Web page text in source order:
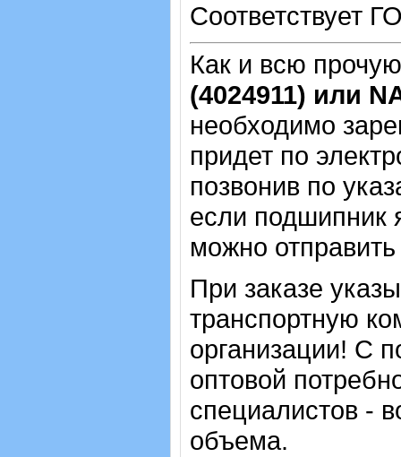
Соответствует
Как и всю
(4024911) или
необходимо
придет по
позвонив по
если подшипник
можно
При заказе
транспортную
организации! С
оптовой
специалистов -
объема.